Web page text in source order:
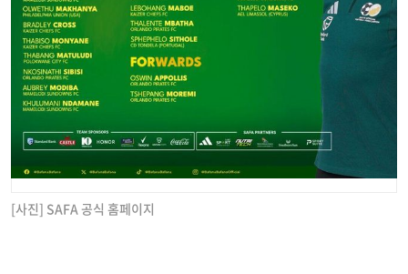
[사진] SAFA 공식 홈페이지